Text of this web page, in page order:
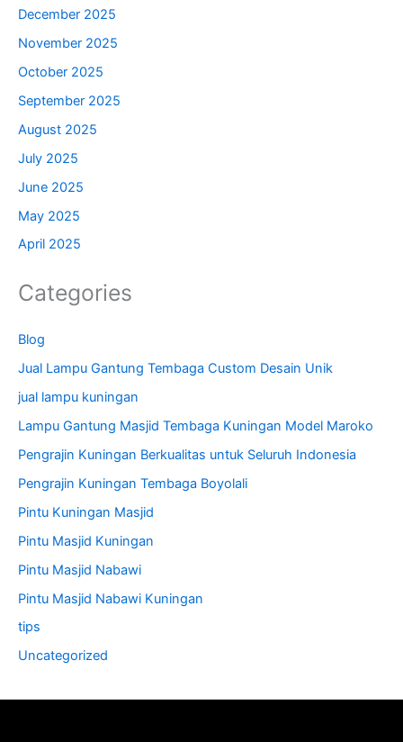
December 2025
November 2025
October 2025
September 2025
August 2025
July 2025
June 2025
May 2025
April 2025
Categories
Blog
Jual Lampu Gantung Tembaga Custom Desain Unik
jual lampu kuningan
Lampu Gantung Masjid Tembaga Kuningan Model Maroko
Pengrajin Kuningan Berkualitas untuk Seluruh Indonesia
Pengrajin Kuningan Tembaga Boyolali
Pintu Kuningan Masjid
Pintu Masjid Kuningan
Pintu Masjid Nabawi
Pintu Masjid Nabawi Kuningan
tips
Uncategorized